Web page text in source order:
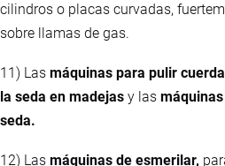
cilindros o placas curvadas,
sobre llamas de gas.
11) Las máquinas para pulir
la seda en madejas y las
seda.
12) Las máquinas de esmerilar,